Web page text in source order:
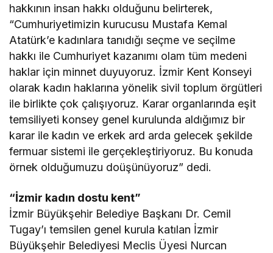
hakkının insan hakkı olduğunu belirterek,
“Cumhuriyetimizin kurucusu Mustafa Kemal
Atatürk’e kadınlara tanıdığı seçme ve seçilme
hakkı ile Cumhuriyet kazanımı olam tüm medeni
haklar için minnet duyuyoruz. İzmir Kent Konseyi
olarak kadın haklarına yönelik sivil toplum örgütleri
ile birlikte çok çalışıyoruz. Karar organlarında eşit
temsiliyeti konsey genel kurulunda aldığımız bir
karar ile kadın ve erkek ard arda gelecek şekilde
fermuar sistemi ile gerçekleştiriyoruz. Bu konuda
örnek olduğumuzu doüşünüyoruz” dedi.
“İzmir kadın dostu kent”
İzmir Büyükşehir Belediye Başkanı Dr. Cemil
Tugay’ı temsilen genel kurula katılan İzmir
Büyükşehir Belediyesi Meclis Üyesi Nurcan